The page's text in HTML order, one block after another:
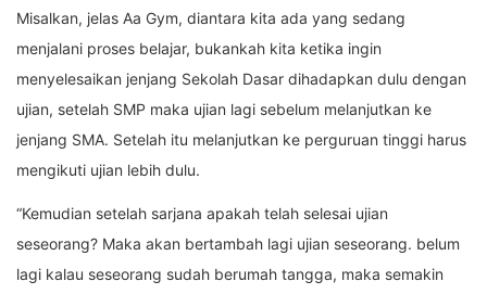
Misalkan, jelas Aa Gym, diantara kita ada yang sedang
menjalani proses belajar, bukankah kita ketika ingin
menyelesaikan jenjang Sekolah Dasar dihadapkan dulu dengan
ujian, setelah SMP maka ujian lagi sebelum melanjutkan ke
jenjang SMA. Setelah itu melanjutkan ke perguruan tinggi harus
mengikuti ujian lebih dulu.
“Kemudian setelah sarjana apakah telah selesai ujian
seseorang? Maka akan bertambah lagi ujian seseorang. belum
lagi kalau seseorang sudah berumah tangga, maka semakin